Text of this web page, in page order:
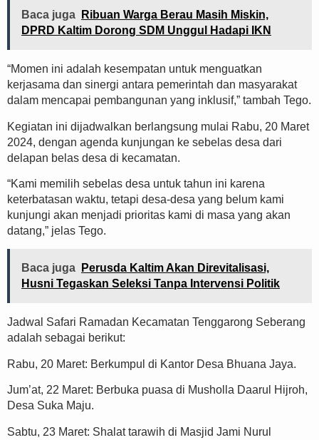
Baca juga
Ribuan Warga Berau Masih Miskin,
DPRD Kaltim Dorong SDM Unggul Hadapi IKN
“Momen ini adalah kesempatan untuk menguatkan
kerjasama dan sinergi antara pemerintah dan masyarakat
dalam mencapai pembangunan yang inklusif,” tambah Tego.
Kegiatan ini dijadwalkan berlangsung mulai Rabu, 20 Maret
2024, dengan agenda kunjungan ke sebelas desa dari
delapan belas desa di kecamatan.
“Kami memilih sebelas desa untuk tahun ini karena
keterbatasan waktu, tetapi desa-desa yang belum kami
kunjungi akan menjadi prioritas kami di masa yang akan
datang,” jelas Tego.
Baca juga
Perusda Kaltim Akan Direvitalisasi,
Husni Tegaskan Seleksi Tanpa Intervensi Politik
Jadwal Safari Ramadan Kecamatan Tenggarong Seberang
adalah sebagai berikut:
Rabu, 20 Maret: Berkumpul di Kantor Desa Bhuana Jaya.
Jum’at, 22 Maret: Berbuka puasa di Musholla Daarul Hijroh,
Desa Suka Maju.
Sabtu, 23 Maret: Shalat tarawih di Masjid Jami Nurul